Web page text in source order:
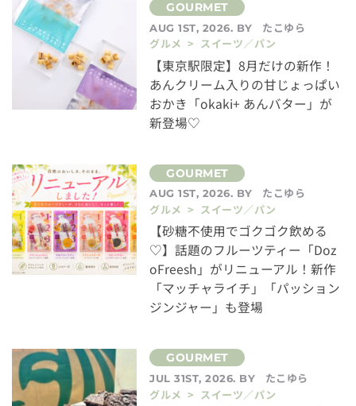
AUG 1ST, 2026. BY
たこゆら
グルメ > スイーツ／パン
【東京駅限定】8月だけの新作！
あんクリーム入りの甘じょっぱい
おかき「okaki+ あんバター」が
新登場♡
AUG 1ST, 2026. BY
たこゆら
グルメ > スイーツ／パン
【砂糖不使用でゴクゴク飲める
♡】話題のフルーツティー「Doz
oFreesh」がリニューアル！新作
「マッチャライチ」「パッション
ジンジャー」も登場
JUL 31ST, 2026. BY
たこゆら
グルメ > スイーツ／パン